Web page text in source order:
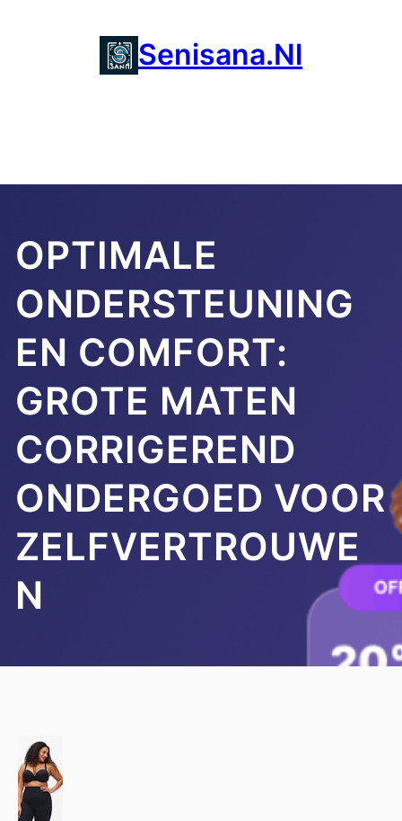
Senisana.nl
OPTIMALE
ONDERSTEUNING
EN COMFORT:
GROTE MATEN
CORRIGEREND
ONDERGOED VOOR
ZELFVERTROUWE
N